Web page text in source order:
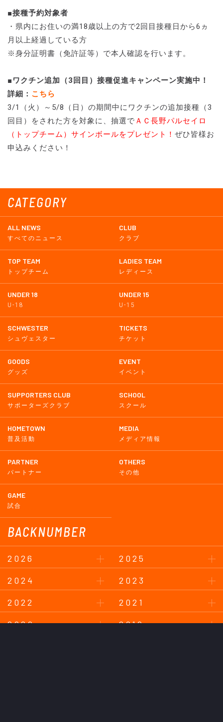
CATEGORY
ALL NEWS
すべてのニュース
CLUB
クラブ
TOP TEAM
トップチーム
LADIES TEAM
レディース
UNDER 18
U-18
UNDER 15
U-15
SCHWESTER
シュヴェスター
TICKETS
チケット
GOODS
グッズ
EVENT
イベント
SUPPORTERS CLUB
サポーターズクラブ
SCHOOL
スクール
HOMETOWN
普及活動
MEDIA
メディア情報
PARTNER
パートナー
OTHERS
その他
GAME
試合
BACKNUMBER
2026
2025
2024
2023
2022
2021
2020
2019
■接種予約対象者
・県内にお住いの満18歳以上の方で2回目接種日から6ヵ
月以上経過している方
※身分証明書（免許証等）で本人確認を行います。
■ワクチン追加（3回目）接種促進キャンペーン実施中！
詳細： こちら
3/1（火）～5/8（日）の期間中にワクチンの追加接種（3
回目）をされた方を対象に、抽選で ＡＣ長野パルセイロ
（トップチーム）サインボールをプレゼント！ ぜひ皆様お
申込みください！